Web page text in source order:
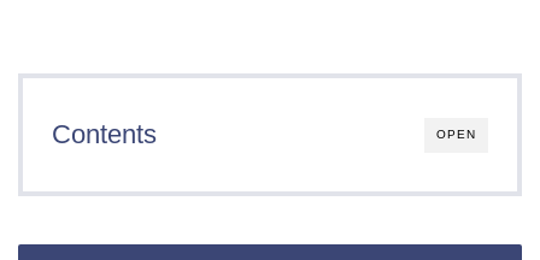
OPEN
Contents